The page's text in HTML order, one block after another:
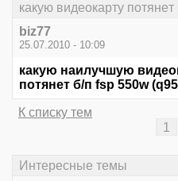
кaкую видeокaрту
biz77
25.07.2010 - 10:09
кaкую наилучшую
потянeт б/п fsp 550w
К списку тем
1
Интересные темы